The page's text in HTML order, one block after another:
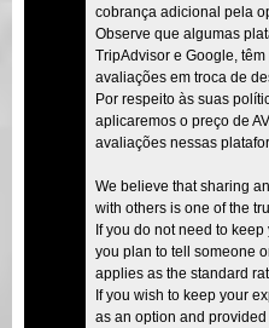
cobrança adicional pela
Observe que algumas
TripAdvisor e Google,
avaliações em troca de
Por respeito às suas
aplicaremos o preço de
avaliações nessas
We believe that sharing
with others is one of the
If you do not need to
you plan to tell someone
applies as the standard
If you wish to keep your
as an option and provided